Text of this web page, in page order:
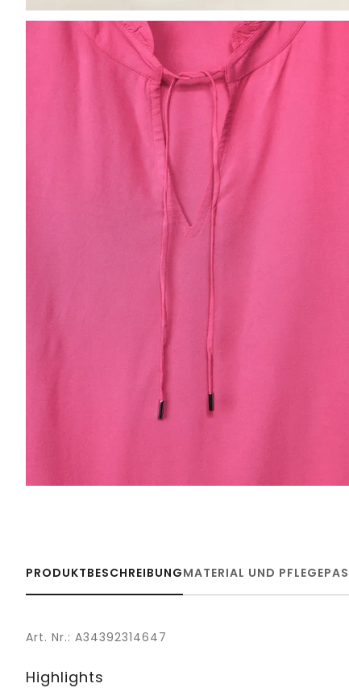
PRODUKTBESCHREIBUNGMATERIAL UND PFLEGE
Art. Nr.: A34392314647
Highlights